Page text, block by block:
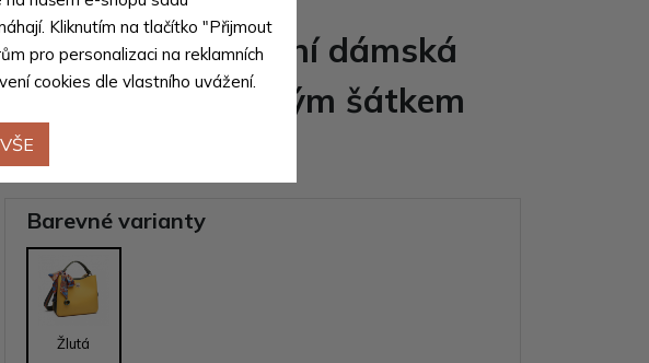
Zelenožlutá kvalitní dámská
kabelka s ozdobným šátkem
Adren
Barevné varianty
Žlutá
Kliknutím na tlačítko "Přijmout
pro personalizaci na reklamních
cookies dle vlastního uvážení.